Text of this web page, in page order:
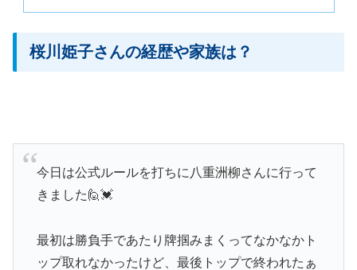
桜川姫子さんの経歴や家族は？
今日は公式ルールを打ちに八重洲柳さんに行って
きました🙋💓
最初は勝負手であたり牌掴みまくってなかなかト
ップ取れなかったけど、最後トップで終われたぁ